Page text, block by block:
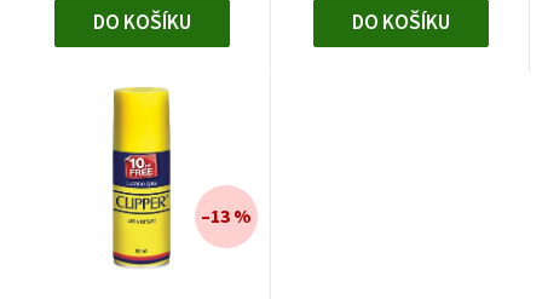
DO KOŠÍKU DO KOŠÍKU
–13 %